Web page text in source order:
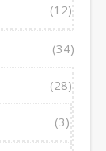
(12)
(34)
(28)
(3)